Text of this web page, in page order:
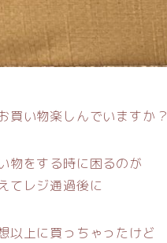
買い物楽しんでいますか？
物をする時に困るのが
てレジ通過後に
以上に買っちゃったけど